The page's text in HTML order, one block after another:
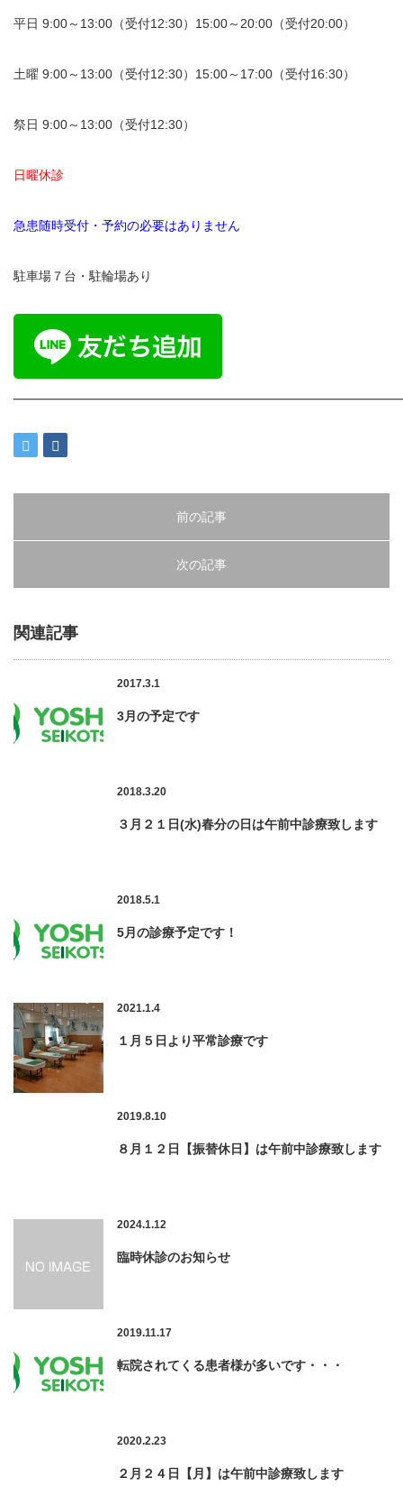
平日 9:00～13:00（受付12:30）15:00～20:00（受付20:00）
土曜 9:00～13:00（受付12:30）15:00～17:00（受付16:30）
祭日 9:00～13:00（受付12:30）
日曜休診
急患随時受付・予約の必要はありません
駐車場７台・駐輪場あり
━━━━━━━━━━━━━━━━━━━━━━━━━━━━━━━
前の記事
次の記事
関連記事
2017.3.1
3月の予定です
2018.3.20
３月２１日(水)春分の日は午前中診療致します
2018.5.1
5月の診療予定です！
2021.1.4
１月５日より平常診療です
2019.8.10
８月１２日【振替休日】は午前中診療致します
2024.1.12
臨時休診のお知らせ
2019.11.17
転院されてくる患者様が多いです・・・
2020.2.23
２月２４日【月】は午前中診療致します